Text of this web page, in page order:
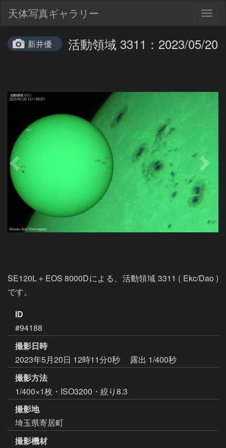
天体写真ギャラリー
新井優 活動領域 3311：2023/05/20
SE120L＋EOS 8000Dによる、活動領域 3311 ( Ekc/Dao )
です。
ID
#94188
撮影日時
2023年5月20日 12時11分0秒
露出 1/400秒
撮影方法
1/400×1枚・ISO3200・絞り8.3
撮影地
埼玉県寄居町
撮影機材